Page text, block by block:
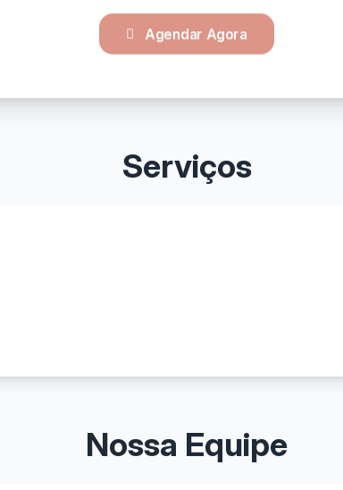
Agendar Agora
Serviços
Nossa Equipe